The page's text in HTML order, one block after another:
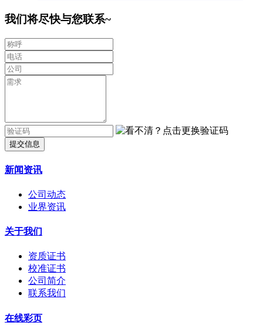
我们将尽快与您联系~
提交信息
新闻资讯
公司动态
业界资讯
关于我们
资质证书
校准证书
公司简介
联系我们
在线彩页